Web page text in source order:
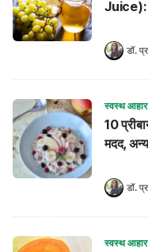
डॉ.
स्वस्थ
10
मदद,
डॉ.
स्वस्थ